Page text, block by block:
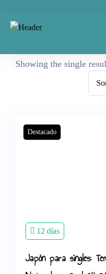
Showing the single
Destacado
12 días
Japón para singles: